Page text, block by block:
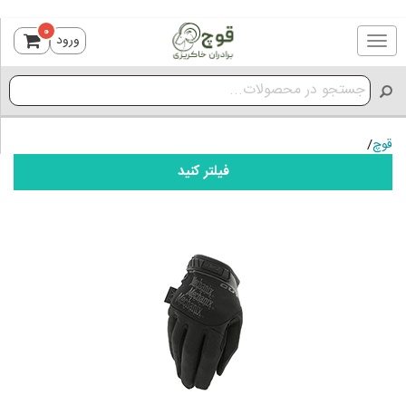
Toggle
navigation
ورود 0
قوچ/
فیلتر کنید